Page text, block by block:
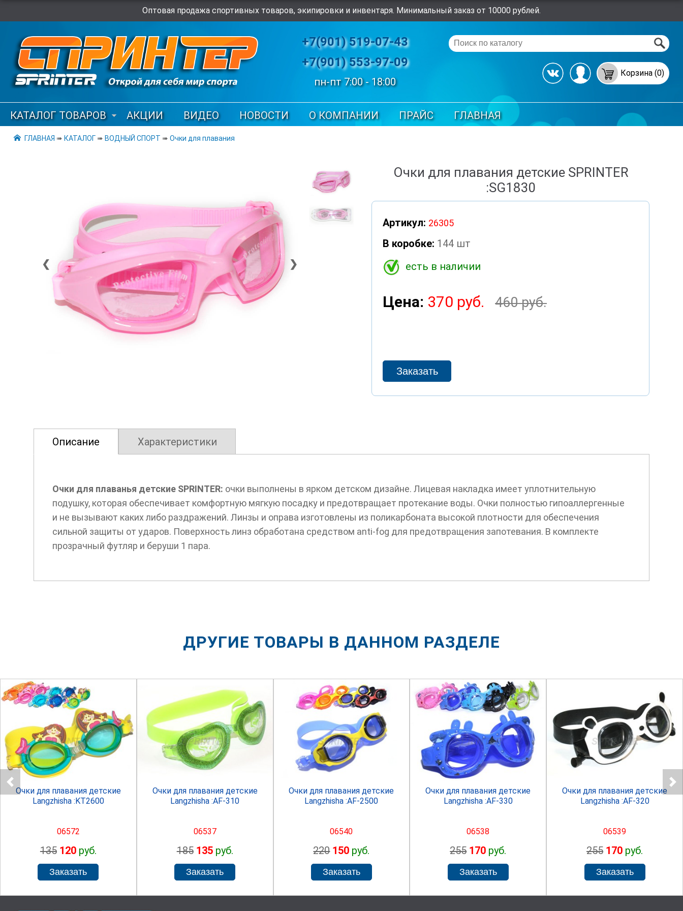
Оптовая продажа спортивных товаров, экипировки и инвентаря. Минимальный заказ от 10000 рублей.
+7(901) 519-07-43
+7(901) 553-97-09
пн-пт 7:00 - 18:00
Корзина (0)
КАТАЛОГ ТОВАРОВ АКЦИИ ВИДЕО НОВОСТИ О КОМПАНИИ ПРАЙС ГЛАВНАЯ
ГЛАВНАЯ ➠ КАТАЛОГ➠ ВОДНЫЙ СПОРТ ➠ Очки для плавания
❮ ❯
Очки для плавания детские SPRINTER
:SG1830
Артикул: 26305
В коробке: 144 шт
есть в наличии
Цена: 370 руб. 460 руб.
Описание Характеристики
Очки для плаванья детские SPRINTER: очки выполнены в ярком детском дизайне. Лицевая накладка имеет уплотнительную
подушку, которая обеспечивает комфортную мягкую посадку и предотвращает протекание воды. Очки полностью гипоаллергенные
и не вызывают каких либо раздражений. Линзы и оправа изготовлены из поликарбоната высокой плотности для обеспечения
сильной защиты от ударов. Поверхность линз обработана средством anti-fog для предотвращения запотевания. В комплекте
прозрачный футляр и беруши 1 пара.
ДРУГИЕ ТОВАРЫ В ДАННОМ РАЗДЕЛЕ
SPRINTER
Очки для плавания детские
Langzhisha :KT2600
06572
135 120руб.
SPRINTER
Очки для плавания детские
Langzhisha :AF-310
06537
185 135руб.
SPRINTER
Очки для плавания детские
Langzhisha :AF-2500
06540
220 150 руб.
SPRINTER
Очки для плавания детские
Langzhisha :AF-330
06538
255 170 руб.
SPRINTER
Очки для плавания детские
Langzhisha :AF-320
06539
255 170 руб.